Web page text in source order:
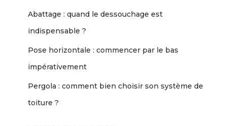
Abattage : quand le dessouchage est
indispensable ?
Pose horizontale : commencer par le bas
impérativement
Pergola : comment bien choisir son système de
toiture ?